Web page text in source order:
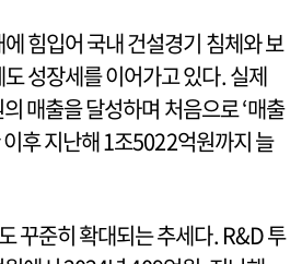
힘입어 국내 건설경기 침체와 보
성장세를 이어가고 있다. 실제
매출을 달성하며 처음으로 ‘매출
후 지난해 1조5022억원까지 늘
꾸준히 확대되는 추세다. R&D 투